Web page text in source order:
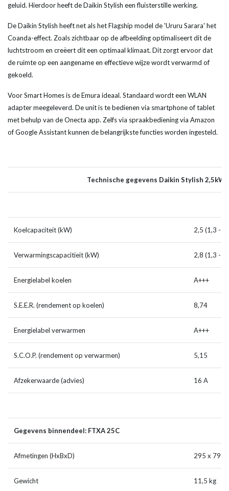
geluid. Hierdoor heeft de Daikin Stylish een fluisterstille werking.
De Daikin Stylish heeft net als het Flagship model de 'Ururu Sarara' het
Coanda-effect. Zoals zichtbaar op de afbeelding optimaliseert dit de
luchtstroom en creëert dit een optimaal klimaat. Dit zorgt ervoor dat
de ruimte op een aangename en effectieve wijze wordt verwarmd of
gekoeld.
Voor Smart Homes is de Emura ideaal. Standaard wordt een WLAN
adapter meegeleverd. De unit is te bedienen via smartphone of tablet
met behulp van de Onecta app. Zelfs via spraakbediening via Amazon
of Google Assistant kunnen de belangrijkste functies worden ingesteld.
Technische gegevens Daikin Stylish 2,5kW
Koelcapaciteit (kW) 2,5 (1,3 -
Verwarmingscapacitieit (kW) 2,8 (1,3 -
Energielabel koelen A+++
S.E.E.R. (rendement op koelen) 8,74
Energielabel verwarmen A+++
S.C.O.P. (rendement op verwarmen) 5,15
Afzekerwaarde (advies) 16 A
Gegevens binnendeel: FTXA 25C
Afmetingen (HxBxD) 295 x 798
Gewicht 11,5 kg